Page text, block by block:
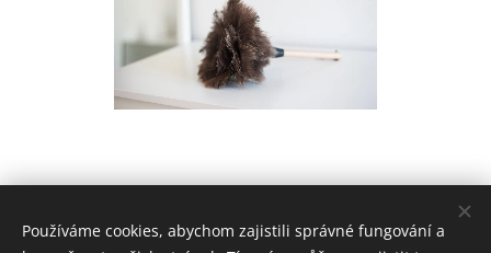
Používáme cookies, abychom zajistili správné fungování a